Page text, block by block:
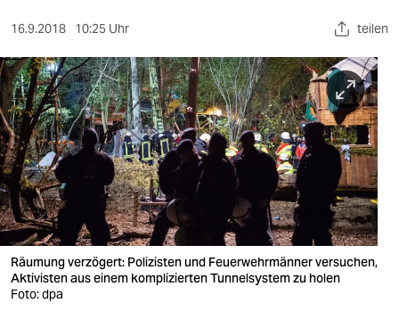
sport
berlin
nord
wahrheit
verlag
verlag
16.9.2018 10:25 Uhr teilen
Räumung verzögert: Polizisten und Feuerwehrmänner versuchen,
Aktivisten aus einem komplizierten Tunnelsystem zu holen
Foto: dpa